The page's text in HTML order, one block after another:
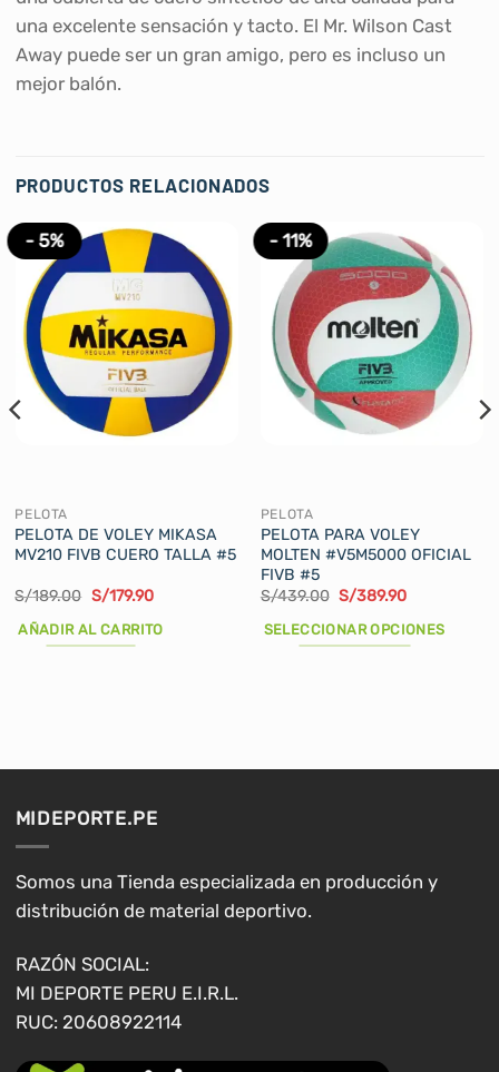
una excelente sensación y tacto. El Mr. Wilson Cast
Away puede ser un gran amigo, pero es incluso un
mejor balón.
PRODUCTOS RELACIONADOS
- 5%
PELOTA
PELOTA DE VOLEY MIKASA
MV210 FIVB CUERO TALLA #5
S/189.00 El
original
era:
S/179.90El
actual
AÑADIR AL CARRITO
- 11%
PELOTA
PELOTA PARA VOLEY
MOLTEN #V5M5000 OFICIAL
FIVB #5
S/439.00 El
original
era:
S/389.90El
actual
es:
SELECCIONAR OPCIONES
elegir
en
MIDEPORTE.PE
Somos una Tienda especializada en producción y
distribución de material deportivo.
RAZÓN SOCIAL:
MI DEPORTE PERU E.I.R.L.
RUC: 20608922114